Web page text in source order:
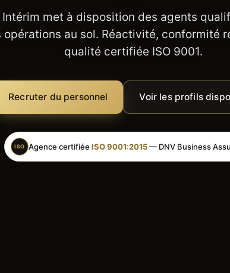
Intérim met à disposition des agents
opérations au sol. Réactivité, conformité
qualité certifiée ISO 9001.
Recruter du personnel Voir les profils
ISO Agence certifiée ISO 9001:2015— DNV Business